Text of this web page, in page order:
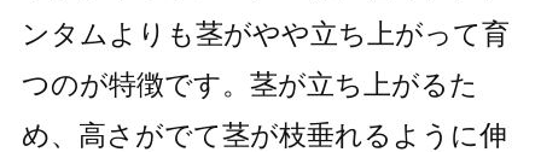
ンタムよりも茎がやや立ち上がって育
つのが特徴です。茎が立ち上がるた
め、高さがでて茎が枝垂れるように伸